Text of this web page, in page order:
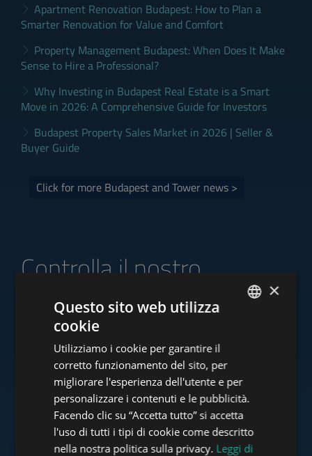
Apartment Renovation Budapest: How to Plan a
Smarter Renovation for Value and Comfort
Property Management Budapest: When Does It Make
Sense to Hire a Professional?
Why Investing in Budapest Real Estate is a Smart
Move in 2026: A Comprehensive Guide for Investors
Budapest Property Sales Market in 2026 | Seller &
Buyer Guide
Click for more Budapest and Tower news >
Controlla il nostro
portafoglio di offerte
www.tower-investments.com
www.towerassistance.com
FRENCH
ITALIAN
SPANISH
×
Questo sito web utilizza
cookie
Utilizziamo i cookie per garantire il
corretto funzionamento del sito, per
migliorare l'esperienza dell'utente e per
personalizzare i contenuti e le pubblicità.
Facendo clic su “Accetta tutto” si accetta
l'uso di tutti i tipi di cookie come descritto
nella nostra politica sulla privacy. Leggi di